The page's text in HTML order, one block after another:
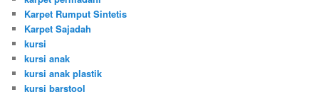
Karpet Rumput Sintetis
Karpet Sajadah
kursi
kursi anak
kursi anak plastik
kursi barstool